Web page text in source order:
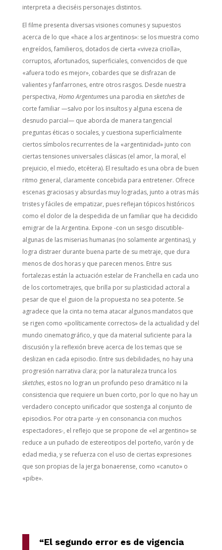
interpreta a dieciséis personajes distintos.
El filme presenta diversas visiones comunes y supuestos
acerca de lo que «hace a los argentinos»: se los muestra como
engreídos, familieros, dotados de cierta «viveza criolla»,
corruptos, afortunados, superficiales, convencidos de que
«afuera todo es mejor», cobardes que se disfrazan de
valientes y fanfarrones, entre otros rasgos. Desde nuestra
perspectiva, Homo Argentumes una parodia en sketchesde
corte familiar —salvo por los insultos y alguna escena de
desnudo parcial— que aborda de manera tangencial
preguntas éticas o sociales, y cuestiona superficialmente
ciertos símbolos recurrentes de la «argentinidad» junto con
ciertas tensiones universales clásicas (el amor, la moral, el
prejuicio, el miedo, etcétera). El resultado es una obra de buen
ritmo general, claramente concebida para entretener. Ofrece
escenas graciosas y absurdas muy logradas, junto a otras más
tristes y fáciles de empatizar, pues reflejan tópicos históricos
como el dolor de la despedida de un familiar que ha decidido
emigrar de la Argentina. Expone -con un sesgo discutible-
algunas de las miserias humanas (no solamente argentinas), y
logra distraer durante buena parte de su metraje, que dura
menos de dos horas y que parecen menos. Entre sus
fortalezas están la actuación estelar de Franchella en cada uno
de los cortometrajes, que brilla por su plasticidad actoral a
pesar de que el guion de la propuesta no sea potente. Se
agradece que la cinta no tema atacar algunos mandatos que
se rigen como «políticamente correctos» de la actualidad y del
mundo cinematográfico, y que da material suficiente para la
discusión y la reflexión breve acerca de los temas que se
deslizan en cada episodio. Entre sus debilidades, no hay una
progresión narrativa clara; por la naturaleza trunca los
sketches, estos no logran un profundo peso dramático ni la
consistencia que requiere un buen corto, por lo que no hay un
verdadero concepto unificador que sostenga al conjunto de
episodios. Por otra parte -y en consonancia con muchos
espectadores-, el reflejo que se propone de «el argentino» se
reduce a un puñado de estereotipos del porteño, varón y de
edad media, y se refuerza con el uso de ciertas expresiones
que son propias de la jerga bonaerense, como «canuto» o
«pibe».
“El segundo error es de vigencia